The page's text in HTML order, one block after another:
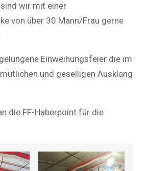
wir mit einer
von über 30 Mann/Frau gerne
Einweihungsfeier die im
und geselligen Ausklang
die FF-Haberpoint für die